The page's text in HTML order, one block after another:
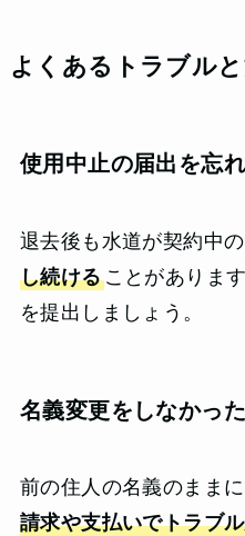
よくあるトラブル
使用中止の届出を忘
退去後も水道が契約中の
し続けることがありま
を提出しましょう。
名義変更をしなかっ
前の住人の名義のまま
請求や支払いでトラブ